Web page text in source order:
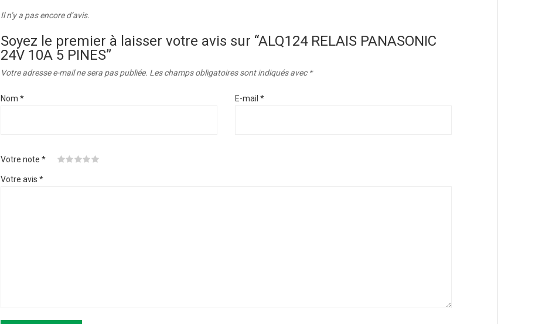
Il n’y a pas encore d’avis.
Soyez le premier à laisser votre avis sur “ALQ124 RELAIS PANASONIC
24V 10A 5 PINES”
Votre adresse e-mail ne sera pas publiée. Les champs obligatoires sont indiqués avec *
Nom * E-mail *
Votre note *
Votre avis *